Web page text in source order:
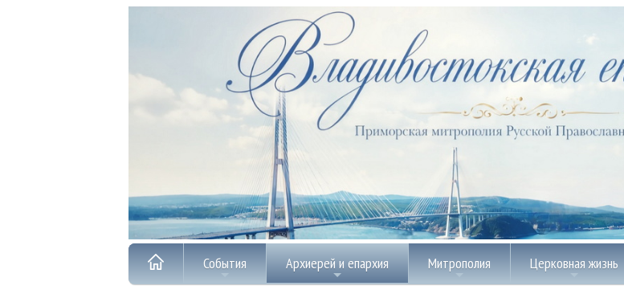
События Архиерей и епархия Митрополия Церковная жизнь